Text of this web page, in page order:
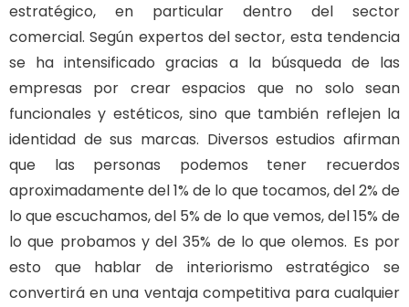
estratégico, en particular dentro del sector
comercial. Según expertos del sector, esta tendencia
se ha intensificado gracias a la búsqueda de las
empresas por crear espacios que no solo sean
funcionales y estéticos, sino que también reflejen la
identidad de sus marcas. Diversos estudios afirman
que las personas podemos tener recuerdos
aproximadamente del 1% de lo que tocamos, del 2% de
lo que escuchamos, del 5% de lo que vemos, del 15% de
lo que probamos y del 35% de lo que olemos. Es por
esto que hablar de interiorismo estratégico se
convertirá en una ventaja competitiva para cualquier